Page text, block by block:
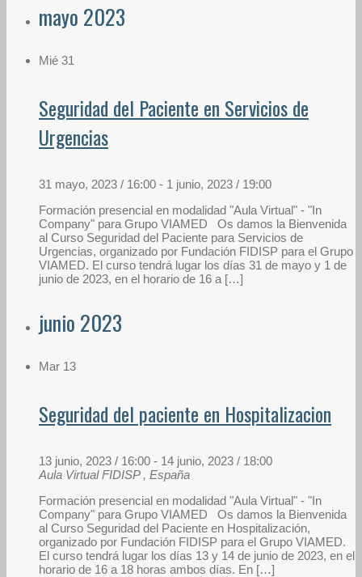
mayo 2023
Mié 31
Seguridad del Paciente en Servicios de
Urgencias
31 mayo, 2023 / 16:00 - 1 junio, 2023 / 19:00
Formación presencial en modalidad "Aula Virtual" - "In
Company" para Grupo VIAMED Os damos la Bienvenida
al Curso Seguridad del Paciente para Servicios de
Urgencias, organizado por Fundación FIDISP para el Grupo
VIAMED. El curso tendrá lugar los días 31 de mayo y 1 de
junio de 2023, en el horario de 16 a […]
junio 2023
Mar 13
Seguridad del paciente en Hospitalizacion
13 junio, 2023 / 16:00 - 14 junio, 2023 / 18:00
Aula Virtual FIDISP , España
Formación presencial en modalidad "Aula Virtual" - "In
Company" para Grupo VIAMED Os damos la Bienvenida
al Curso Seguridad del Paciente en Hospitalización,
organizado por Fundación FIDISP para el Grupo VIAMED.
El curso tendrá lugar los días 13 y 14 de junio de 2023, en el
horario de 16 a 18 horas ambos días. En […]